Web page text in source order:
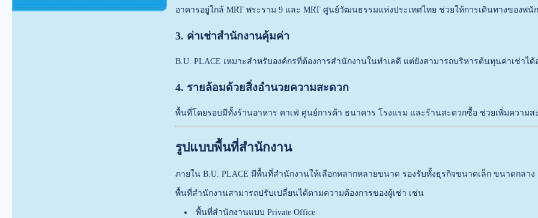
อาคารอยู่ใกล้ MRT พระราม 9 และ MRT ศูนย์วัฒนธรรมแห่งประเทศไทย ช่วยให้การเดินทางของพนั
3. ค่าเช่าสำนักงานคุ้มค่า
B.U. PLACE เหมาะสำหรับองค์กรที่ต้องการสำนักงานในทำเลดี แต่ยังสามารถบริหารต้นทุนค่าเช่าไ
4. รายล้อมด้วยสิ่งอำนวยความสะดวก
พื้นที่โดยรอบมีทั้งร้านอาหาร คาเฟ่ ศูนย์การค้า ธนาคาร โรงแรม และร้านสะดวกซื้อ ช่วยเพิ่มความส
รูปแบบพื้นที่สำนักงาน
ภายใน B.U. PLACE มีพื้นที่สำนักงานให้เลือกหลากหลายขนาด รองรับทั้งธุรกิจขนาดเล็ก ขนาดกลา
พื้นที่สำนักงานสามารถปรับเปลี่ยนได้ตามความต้องการของผู้เช่า เช่น
พื้นที่สำนักงานแบบ Private Office